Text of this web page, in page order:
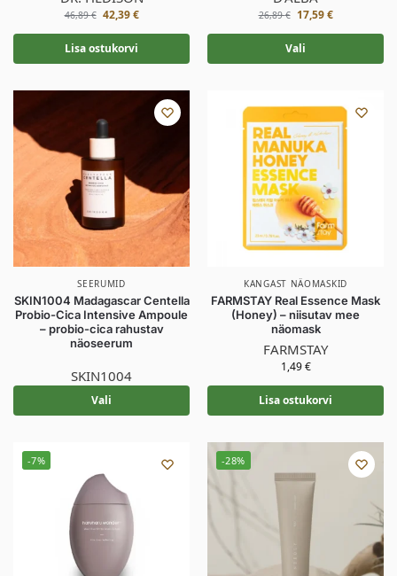
46,89€ 42,39€
Lisa ostukorvi
26,89€ 17,59€
Vali
SEERUMID
SKIN1004 Madagascar Centella
Probio-Cica Intensive Ampoule
– probio-cica rahustav
näoseerum
SKIN1004
Vali
KANGAST NÄOMASKID
FARMSTAY Real Essence Mask
(Honey) – niisutav mee
näomask
FARMSTAY
1,49€
Lisa ostukorvi
-7% -28%